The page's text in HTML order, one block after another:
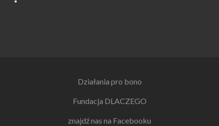
Działania pro bono
Fundacja DLACZEGO
znajdź nas na Facebooku